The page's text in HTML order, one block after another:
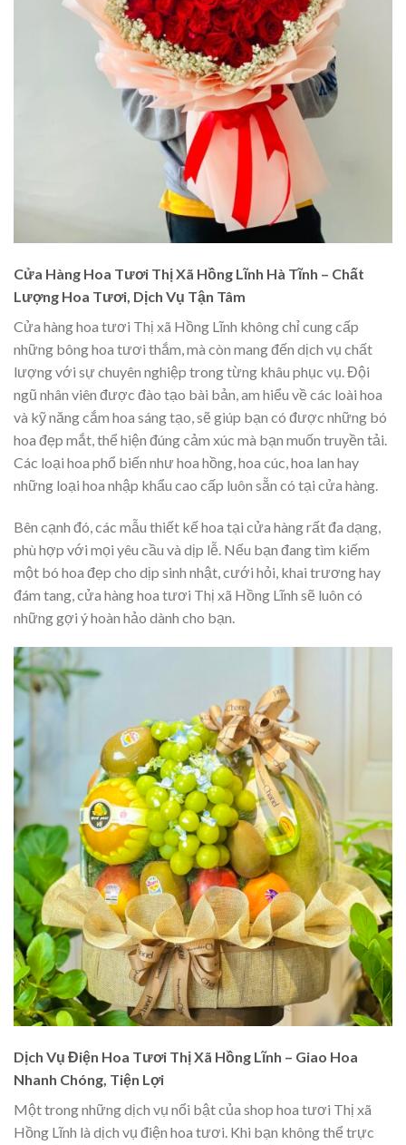
Cửa Hàng Hoa Tươi Thị Xã Hồng Lĩnh Hà Tĩnh – Chất
Lượng Hoa Tươi, Dịch Vụ Tận Tâm
Cửa hàng hoa tươi Thị xã Hồng Lĩnh không chỉ cung cấp
những bông hoa tươi thắm, mà còn mang đến dịch vụ chất
lượng với sự chuyên nghiệp trong từng khâu phục vụ. Đội
ngũ nhân viên được đào tạo bài bản, am hiểu về các loài hoa
và kỹ năng cắm hoa sáng tạo, sẽ giúp bạn có được những bó
hoa đẹp mắt, thể hiện đúng cảm xúc mà bạn muốn truyền tải.
Các loại hoa phổ biến như hoa hồng, hoa cúc, hoa lan hay
những loại hoa nhập khẩu cao cấp luôn sẵn có tại cửa hàng.
Bên cạnh đó, các mẫu thiết kế hoa tại cửa hàng rất đa dạng,
phù hợp với mọi yêu cầu và dịp lễ. Nếu bạn đang tìm kiếm
một bó hoa đẹp cho dịp sinh nhật, cưới hỏi, khai trương hay
đám tang, cửa hàng hoa tươi Thị xã Hồng Lĩnh sẽ luôn có
những gợi ý hoàn hảo dành cho bạn.
Dịch Vụ Điện Hoa Tươi Thị Xã Hồng Lĩnh – Giao Hoa
Nhanh Chóng, Tiện Lợi
Một trong những dịch vụ nổi bật của shop hoa tươi Thị xã
Hồng Lĩnh là dịch vụ điện hoa tươi. Khi bạn không thể trực